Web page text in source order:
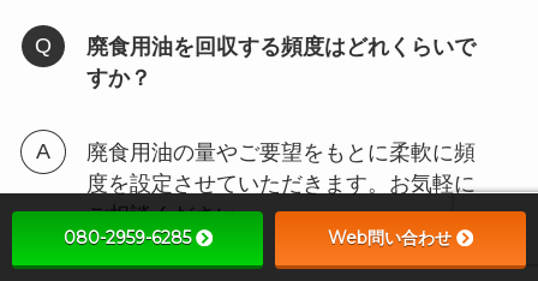
廃食用油を回収する頻度はどれくらいで
すか？
廃食用油の量やご要望をもとに柔軟に頻
度を設定させていただきます。お気軽に
ご相談ください。
080-2959-6285 Web問い合わせ